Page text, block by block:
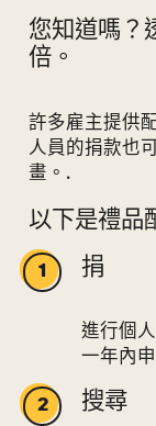
您知道嗎？
倍。
許多雇主提供
人員的捐款也
畫。.
以下是禮品
捐
進行個
一年內
搜尋